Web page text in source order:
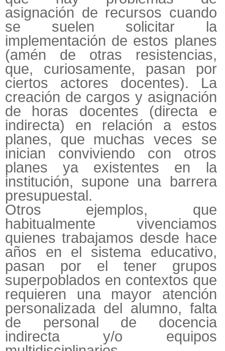
asignación de recursos cuando
se suelen solicitar la
implementación de estos planes
(amén de otras resistencias,
que, curiosamente, pasan por
ciertos actores docentes). La
creación de cargos y asignación
de horas docentes (directa e
indirecta) en relación a estos
planes, que muchas veces se
inician conviviendo con otros
planes ya existentes en la
institución, supone una barrera
presupuestal.
Otros ejemplos, que
habitualmente vivenciamos
quienes trabajamos desde hace
años en el sistema educativo,
pasan por el tener grupos
superpoblados en contextos que
requieren una mayor atención
personalizada del alumno, falta
de personal de docencia
indirecta y/o equipos